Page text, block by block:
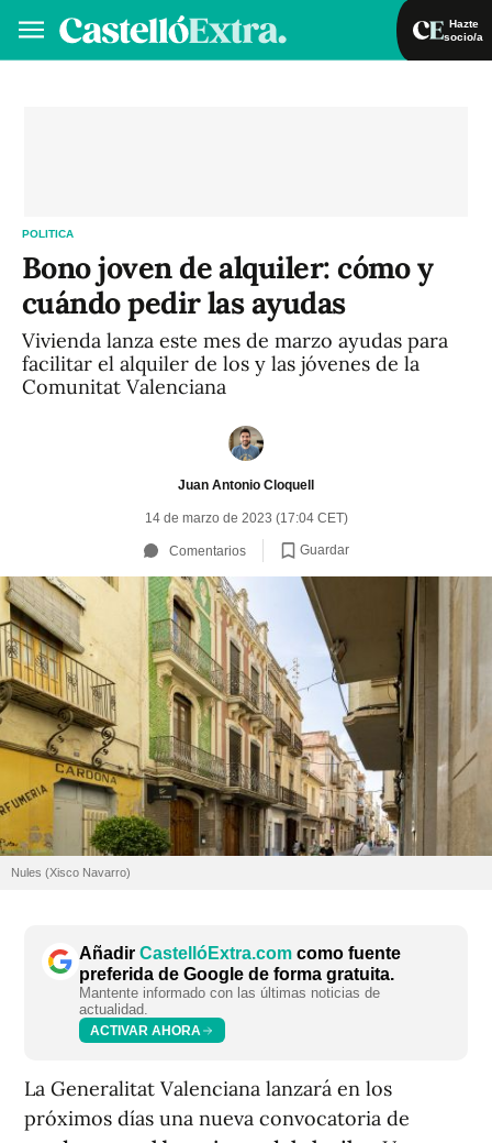
Hazte
socio/a
POLITICA
Bono joven de alquiler: cómo y
cuándo pedir las ayudas
Vivienda lanza este mes de marzo ayudas para
facilitar el alquiler de los y las jóvenes de la
Comunitat Valenciana
Juan Antonio Cloquell
14 de marzo de 2023 (17:04 CET)
Comentarios Guardar
Nules (Xisco Navarro)
Añadir CastellóExtra.com como fuente
preferida de Google de forma gratuita.
Mantente informado con las últimas noticias de
actualidad.
ACTIVAR AHORA
La Generalitat Valenciana lanzará en los
próximos días una nueva convocatoria de